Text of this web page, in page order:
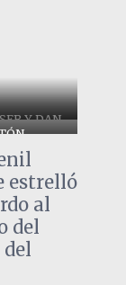
Y DAN
DT DE
estrelló
al
del